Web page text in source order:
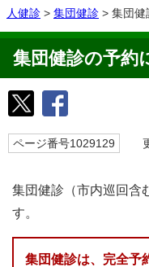
人健診 > 集団健診 > 集団健
集団健診の予約
ページ番号1029129 更
集団健診（市内巡回含
す。
集団健診は、完全予